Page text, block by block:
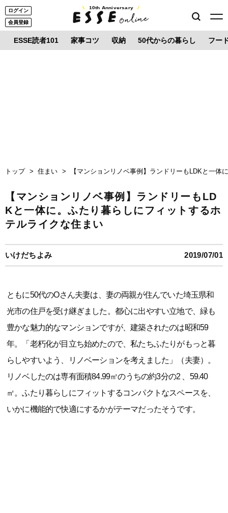
ログイン
会員登録
10th Anniversary
ESSE読者101 家事コツ 収納 50代からの暮らし フー
トップ 住まい 【マンションリノベ事例】ランドリーもLDKと一
【マンションリノベ事例】ランドリーもLD
Kと一体に。ふたり暮らしにフィットするホ
テルライクな住まい
いけだちよみ 2019/07/01
ともに50代のOさん夫妻は、妻の両親が住んでいた埼玉県和
光市の住戸を受け継ぎました。都心に出やすい立地で、緑も
豊かな魅力的なマンションですが、建築されたのは昭和59
年。「老朽化が目立ち始めたので、私たちふたりがもっと暮
らしやすいよう、リノベーションを考えました」（夫妻）。
リノベしたのは専有面積84.99㎡のうちの約3分の2 、59.40
㎡。ふたり暮らしにフィットするコンパクトなスペースを、
いかに機能的で快適にするかがテーマだったそうです。